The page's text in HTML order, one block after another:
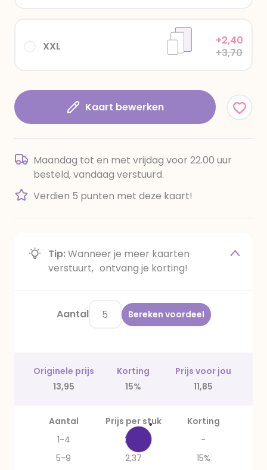
XXL
+2,40
+3,70
Kaart bewerken
Maandag tot en met vrijdag voor 22.00 uur
besteld, vandaag verstuurd.
Verdien 5 punten met deze kaart!
Tip:Wanneer je meer kaarten
verstuurt, ontvang je korting!
Aantal Bereken voordeel
Originele prijs Korting
Prijs voor jou
13,95
15% 11,85
Aantal Prijs per stuk
Korting
1-4
2,79
-
5-9
2,37
15%